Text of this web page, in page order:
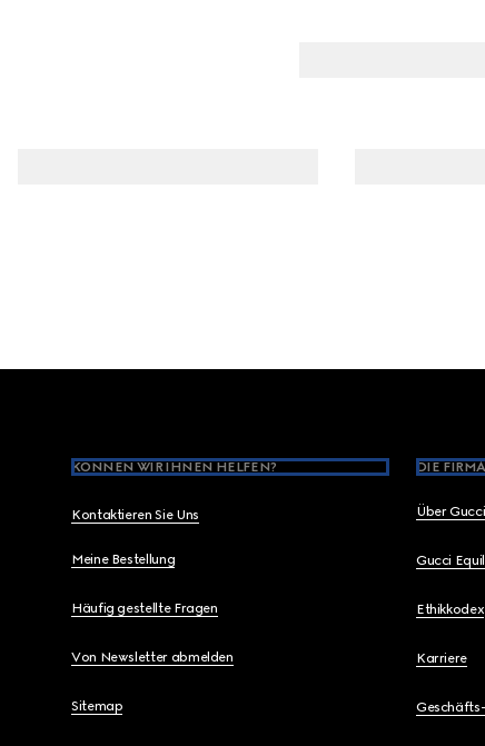
KÖNNEN WIR IHNEN HELFEN?
Kontaktieren Sie Uns
Meine Bestellung
Häufig gestellte Fragen
Von Newsletter abmelden
Sitemap
DIE FIRMA
Über Gucci
Gucci
Ethikkodex
Karriere